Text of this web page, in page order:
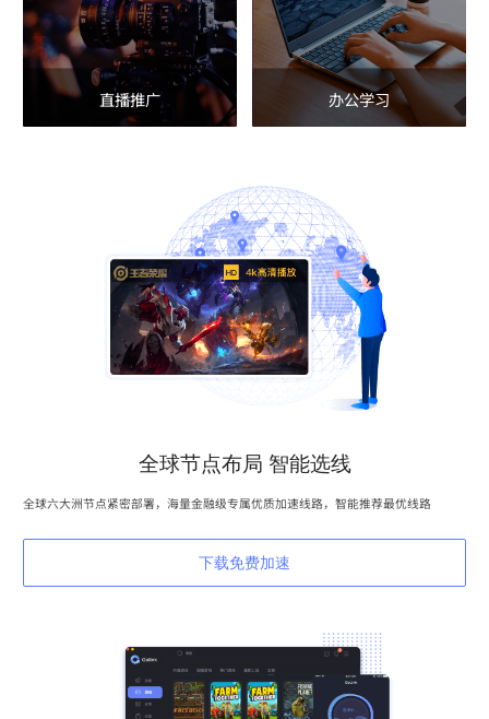
直播推广 办公学习
全球节点布局 智能选线
全球六大洲节点紧密部署，海量金融级专属优质加速线路，智能推荐最优线路
下载免费加速